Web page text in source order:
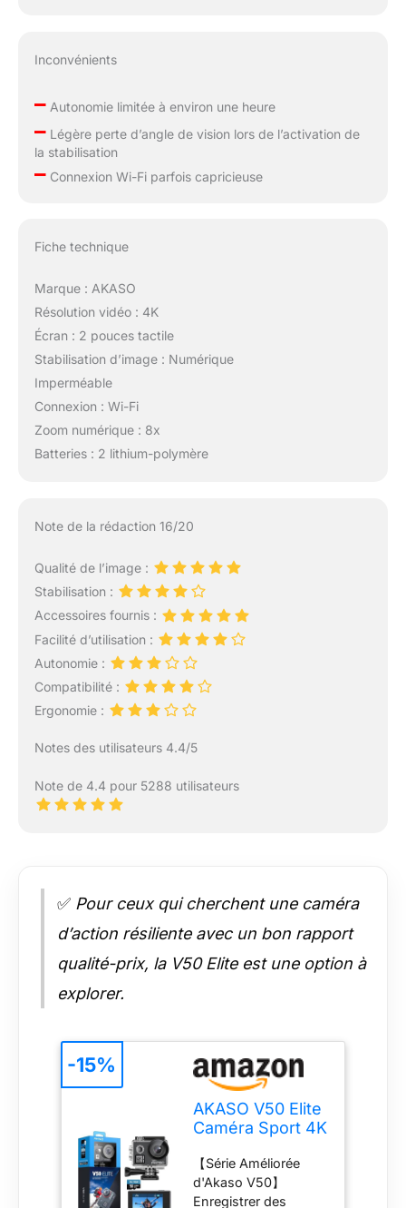
Inconvénients
–Autonomie limitée à environ une heure
–Légère perte d’angle de vision lors de l’activation de
la stabilisation
–Connexion Wi-Fi parfois capricieuse
Fiche technique
Marque : AKASO
Résolution vidéo : 4K
Écran : 2 pouces tactile
Stabilisation d’image : Numérique
Imperméable
Connexion : Wi-Fi
Zoom numérique : 8x
Batteries : 2 lithium-polymère
Note de la rédaction 16/20
Qualité de l’image :
Stabilisation :
Accessoires fournis :
Facilité d’utilisation :
Autonomie :
Compatibilité :
Ergonomie :
Notes des utilisateurs 4.4/5
Note de 4.4 pour 5288 utilisateurs
✅ Pour ceux qui cherchent une caméra
d’action résiliente avec un bon rapport
qualité-prix, la V50 Elite est une option à
explorer.
AKASO V50 Elite
Caméra Sport 4K
Carte 128 Go,
20MP Action
Camera
【Série Améliorée
d'Akaso V50】
Enregistrer des
-15%